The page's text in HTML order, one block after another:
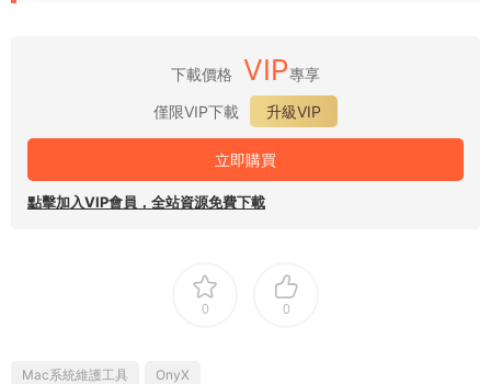
下載價格 VIP專享
僅限VIP下載
升級VIP
立即購買
點擊加入VIP會員，全站資源免費下載
0 0
Mac系統維護工具 OnyX